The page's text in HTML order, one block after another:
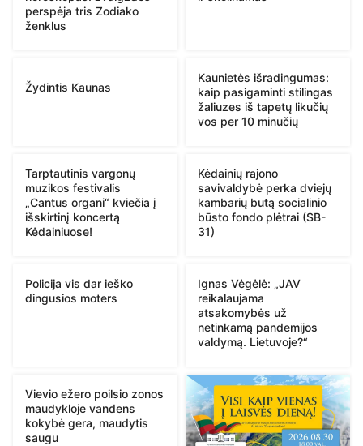
perspėja tris Zodiako
ženklus
Žydintis Kaunas
Kaunietės išradingumas:
kaip pasigaminti stilingas
žaliuzes iš tapetų likučių
vos per 10 minučių
Tarptautinis vargonų
muzikos festivalis
„Cantus organi“ kviečia į
išskirtinį koncertą
Kėdainiuose!
Kėdainių rajono
savivaldybė perka dviejų
kambarių butą socialinio
būsto fondo plėtrai (SB-
31)
Policija vis dar ieško
dingusios moters
Ignas Vėgėlė: „JAV
reikalaujama
atsakomybės už
netinkamą pandemijos
valdymą. Lietuvoje?“
Vievio ežero poilsio zonos
maudykloje vandens
kokybė gera, maudytis
saugu